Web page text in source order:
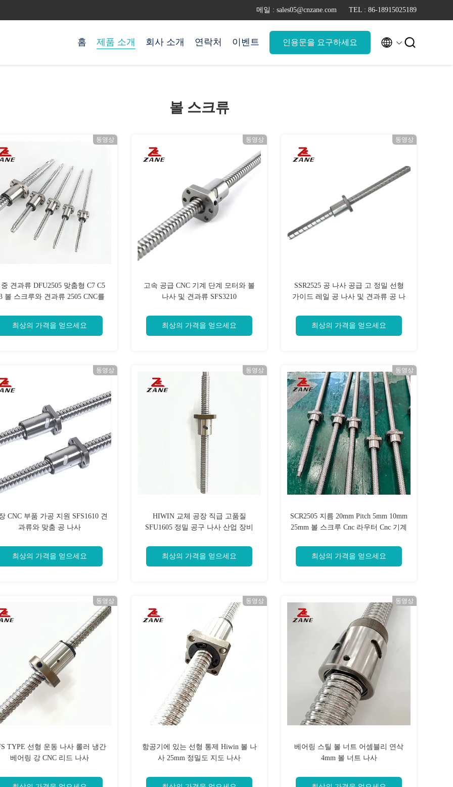
메일 : sales05@cnzane.com TEL : 86-18915025189
홈 제품 소개 회사 소개 연락처 이벤트 인용문을 요구하세요  
볼 스크류
동영상
견과류 DFU2505 맞춤형 C7 C5
볼 스크루와 견과류 2505 CNC를
최상의 가격을 얻으세요
동영상
고속 공급 CNC 기계 단계 모터와 볼
나사 및 견과류 SFS3210
최상의 가격을 얻으세요
동영상
SSR2525 공 나사 공급 고 정밀 선형
가이드 레일 공 나사 및 견과류 공 나
최상의 가격을 얻으세요
동영상
CNC 부품 가공 지원 SFS1610 견
과류와 맞춤 공 나사
최상의 가격을 얻으세요
동영상
HIWIN 교체 공장 직급 고품질
SFU1605 정밀 공구 나사 산업 장비
최상의 가격을 얻으세요
동영상
SCR2505 지름 20mm Pitch 5mm 10mm
25mm 볼 스크루 Cnc 라우터 Cnc 기계
최상의 가격을 얻으세요
동영상
TYPE 선형 운동 나사 롤러 냉간
베어링 강 CNC 리드 나사
동영상
항공기에 있는 선형 통제 Hiwin 볼 나
사 25mm 정밀도 지도 나사
동영상
베어링 스틸 볼 너트 어셈블리 연삭
4mm 볼 너트 나사